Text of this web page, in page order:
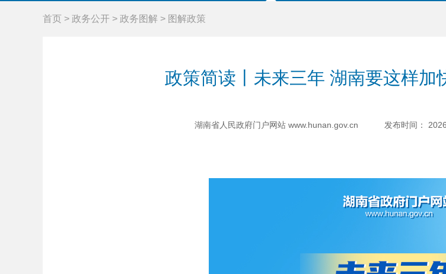
首页 > 政务公开 > 政务图解 > 图解政策
政策简读丨未来三年 湖南要这样加
湖南省人民政府门户网站 www.hunan.gov.cn 发布时间：